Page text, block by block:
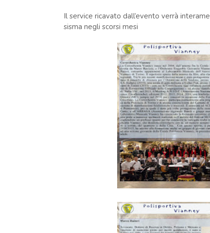
Il service ricavato dall’evento verrà
sisma negli scorsi mesi